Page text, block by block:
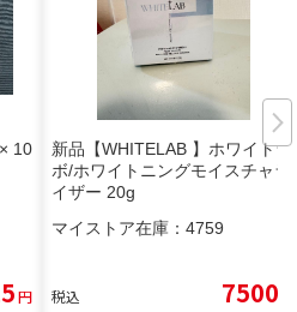
10
円
新品【WHITELAB 】ホワイトラ
ボ/ホワイトニングモイスチャラ
イザー 20g
マイストア在庫： 4759
税込 7500